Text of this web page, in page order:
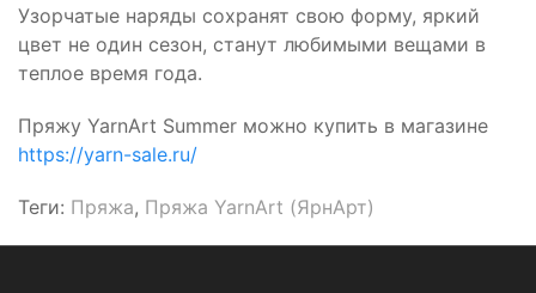
Узорчатые наряды сохранят свою форму, яркий
цвет не один сезон, станут любимыми вещами в
теплое время года.
Пряжу YarnArt Summer можно купить в магазине
https://yarn-sale.ru/
Теги: Пряжа, Пряжа YarnArt (ЯрнАрт)